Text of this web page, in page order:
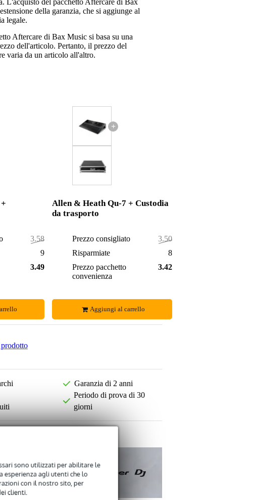
sono utilizzati per abilitare le
agli utenti che lo
con il nostro sito, per
clienti.
L'acquisto del pacchetto Aftercare di Bax
della garanzia, che si aggiunge al
legale.
Aftercare di Bax Music si basa su una
dell'articolo. Pertanto, il prezzo del
varia da un articolo all'altro.
3.588,00 €
90,00 €
3.498,00 €
+
Allen & Heath Qu-7 + Custodia
da trasporto
Prezzo consigliato
3.508,00 €
Risparmiate
88,00 €
Prezzo pacchetto
convenienza
3.420,00 €
Aggiungi al carrello
Garanzia di 2 anni
Periodo di prova di 30
giorni